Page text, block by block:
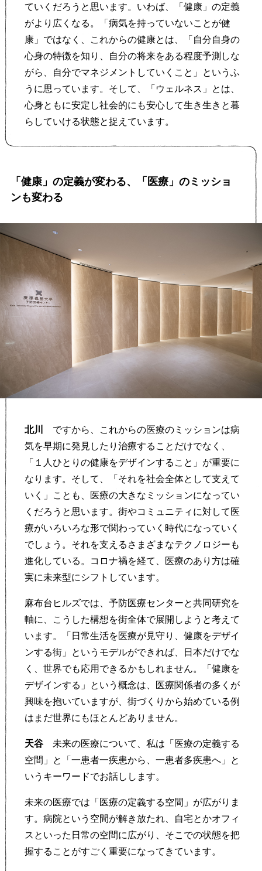
ていくだろうと思います。いわば、「健康」の定義
がより広くなる。「病気を持っていないことが健
康」ではなく、これからの健康とは、「自分自身の
心身の特徴を知り、自分の将来をある程度予測しな
がら、自分でマネジメントしていくこと」というふ
うに思っています。そして、「ウェルネス」とは、
心身ともに安定し社会的にも安心して生き生きと暮
らしていける状態と捉えています。
「健康」の定義が変わる、「医療」のミッショ
ンも変わる
北川
ですから、これからの医療のミッションは病
気を早期に発見したり治療することだけでなく、
「１人ひとりの健康をデザインすること」が重要に
なります。そして、「それを社会全体として支えて
いく」ことも、医療の大きなミッションになってい
くだろうと思います。街やコミュニティに対して医
療がいろいろな形で関わっていく時代になっていく
でしょう。それを支えるさまざまなテクノロジーも
進化している。コロナ禍を経て、医療のあり方は確
実に未来型にシフトしています。
麻布台ヒルズでは、予防医療センターと共同研究を
軸に、こうした構想を街全体で展開しようと考えて
います。「日常生活を医療が見守り、健康をデザイ
ンする街」というモデルができれば、日本だけでな
く、世界でも応用できるかもしれません。「健康を
デザインする」という概念は、医療関係者の多くが
興味を抱いていますが、街づくりから始めている例
はまだ世界にもほとんどありません。
天谷 未来の医療について、私は「医療の定義する
空間」と「一患者一疾患から、一患者多疾患へ」と
いうキーワードでお話しします。
未来の医療では「医療の定義する空間」が広がりま
す。病院という空間が解き放たれ、自宅とかオフィ
スといった日常の空間に広がり、そこでの状態を把
握することがすごく重要になってきています。